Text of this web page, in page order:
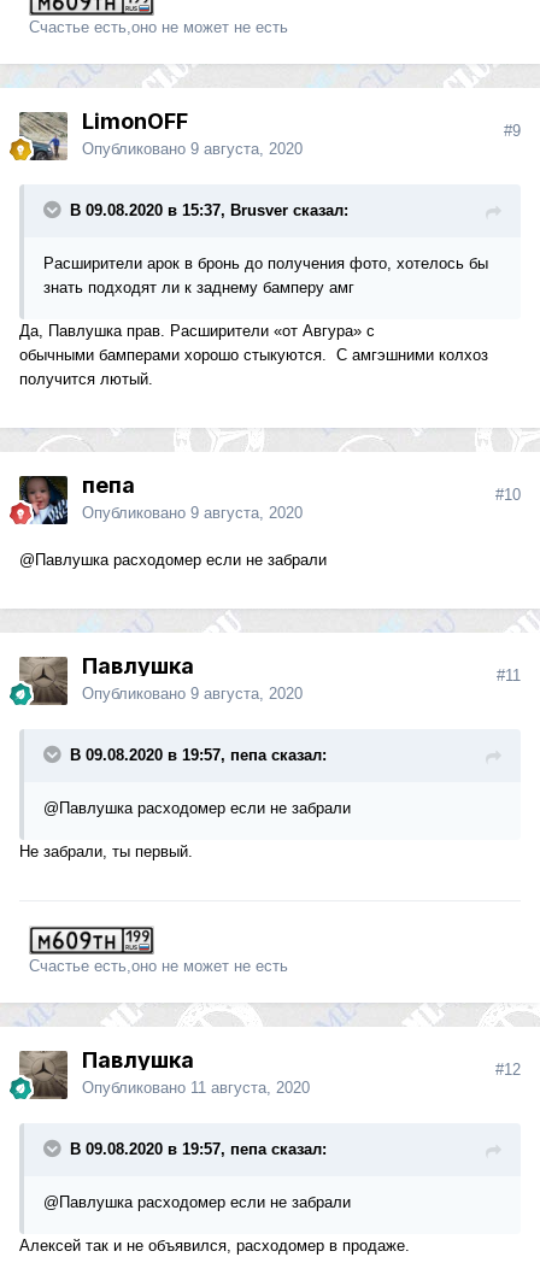
Счастье есть,оно не может не есть
LimonOFF
Опубликовано 9 августа, 2020
#9
В 09.08.2020 в 15:37, Brusver сказал:
Расширители арок в бронь до получения фото, хотелось бы
знать подходят ли к заднему бамперу амг
Да, Павлушка прав. Расширители «от Авгура» с
обычными бамперами хорошо стыкуются. С амгэшними колхоз
получится лютый.
пепа
Опубликовано 9 августа, 2020
#10
@Павлушкарасходомер если не забрали
Павлушка
Опубликовано 9 августа, 2020
#11
В 09.08.2020 в 19:57, пепа сказал:
@Павлушкарасходомер если не забрали
Не забрали, ты первый.
Счастье есть,оно не может не есть
Павлушка
Опубликовано 11 августа, 2020
#12
В 09.08.2020 в 19:57, пепа сказал:
@Павлушкарасходомер если не забрали
Алексей так и не объявился, расходомер в продаже.